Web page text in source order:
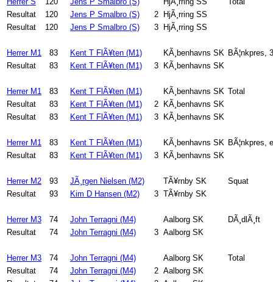
Resultat
120 Jens P Smalbro (S) 2
HjÃ¸rring SS
Resultat
120 Jens P Smalbro (S) 3 HjÃ¸rring SS
Herrer M1 83 Kent T FlÃ¥ten (M1) KÃ¸benhavns SK BÃ¦nkpres,
Resultat
83 Kent T FlÃ¥ten (M1) 3 KÃ¸benhavns SK
Herrer M1 83 Kent T FlÃ¥ten (M1) KÃ¸benhavns SK Total
Resultat
83 Kent T FlÃ¥ten (M1) 2
KÃ¸benhavns SK
Resultat
83 Kent T FlÃ¥ten (M1) 3 KÃ¸benhavns SK
Herrer M1 83 Kent T FlÃ¥ten (M1) KÃ¸benhavns SK BÃ¦nkpres,
Resultat
83 Kent T FlÃ¥ten (M1) 3 KÃ¸benhavns SK
Herrer M2 93 JÃ¸rgen Nielsen (M2) TÃ¥rnby SK
Squat
Resultat
93 Kim D Hansen (M2) 3 TÃ¥rnby SK
Herrer M3 74 John Terragni (M4) Aalborg SK
DÃ¸dlÃ¸ft
Resultat
74 John Terragni (M4) 3 Aalborg SK
Herrer M3 74 John Terragni (M4) Aalborg SK
Total
Resultat
74 John Terragni (M4) 2 Aalborg SK